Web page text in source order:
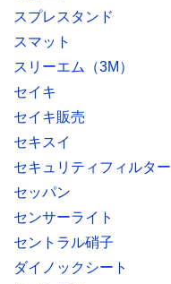
スプレスタンド
スマット
スリーエム（3M）
セイキ
セイキ販売
セキスイ
セキュリティフィルター
セッパン
センサーライト
セントラル硝子
ダイノックシート